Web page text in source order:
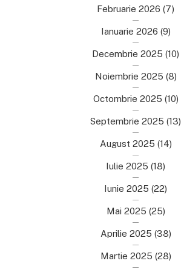
Februarie 2026 (7)
Ianuarie 2026 (9)
Decembrie 2025 (10)
Noiembrie 2025 (8)
Octombrie 2025 (10)
Septembrie 2025 (13)
August 2025 (14)
Iulie 2025 (18)
Iunie 2025 (22)
Mai 2025 (25)
Aprilie 2025 (38)
Martie 2025 (28)